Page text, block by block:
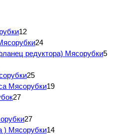
12
24
редуктора) Мясорубки5
25
Мясорубки19
27
27
) Мясорубки14